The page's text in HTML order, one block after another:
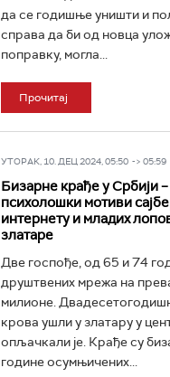
да се годишње уништи и
справа да би од новца
поправку, могла...
Прочитај
УТОРАК, 10. ДЕЦ 2024, 05:50 -> 05:59
Бизарне крађе у Србији –
психолошки мотиви
интернету и младих
златаре
Две госпође, од 65 и 74
друштвених мрежа на
милионе.
крова ушли у златару у
опљачкали је. Крађе су
године осумњичених...